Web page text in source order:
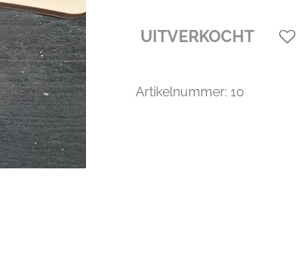
UITVERKOCHT
Artikelnummer: 10